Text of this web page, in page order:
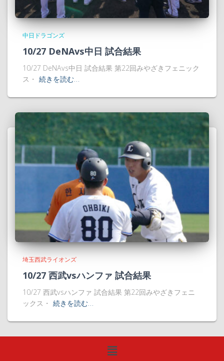
中日ドラゴンズ
10/27 DeNAvs中日 試合結果
10/27 DeNAvs中日 試合結果 第22回みやざきフェニック
ス・ 続きを読む…
埼玉西武ライオンズ
10/27 西武vsハンファ 試合結果
10/27 西武vsハンファ 試合結果 第22回みやざきフェニ
ックス・ 続きを読む…